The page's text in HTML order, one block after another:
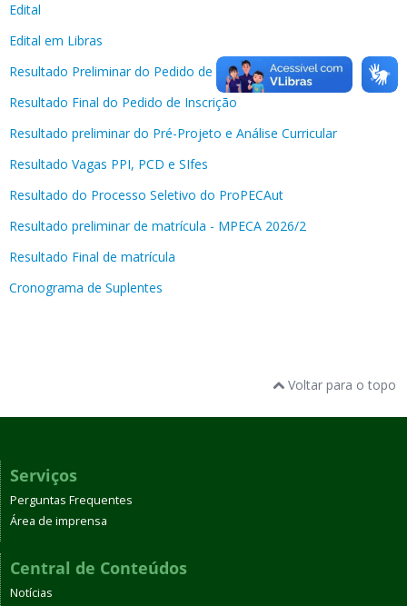
Edital
Edital em Libras
Resultado Preliminar do Pedido de Inscrição
Resultado Final do Pedido de Inscrição
Resultado preliminar do Pré-Projeto e Análise Curricular
Resultado Vagas PPI, PCD e SIfes
Resultado do Processo Seletivo do ProPECAut
Resultado preliminar de matrícula - MPECA 2026/2
Resultado Final de matrícula
Cronograma de Suplentes
Voltar para o topo
Serviços
Perguntas Frequentes
Área de imprensa
Central de Conteúdos
Notícias